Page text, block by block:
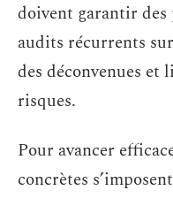
doivent garantir des
audits récurrents
des déconvenues
risques.
Pour avancer
concrètes